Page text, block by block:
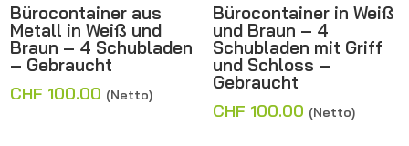
Bürocontainer aus
Metall in Weiß und
Braun – 4 Schubladen
– Gebraucht
CHF 100.00 (Netto)
Bürocontainer in Weiß
und Braun – 4
Schubladen mit Griff
und Schloss –
Gebraucht
CHF 100.00 (Netto)